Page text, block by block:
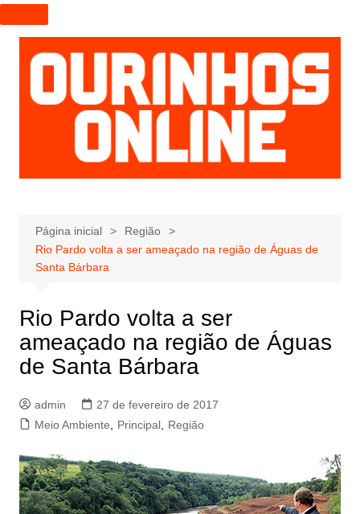
I
r
p
a
r
a
e
ú
d
Página inicial
Região
Rio Pardo volta a ser ameaçado na região de Águas de
Santa Bárbara
Rio Pardo volta a ser
ameaçado na região de Águas
de Santa Bárbara
admin
27 de fevereiro de 2017
Meio Ambiente
Principal, Região